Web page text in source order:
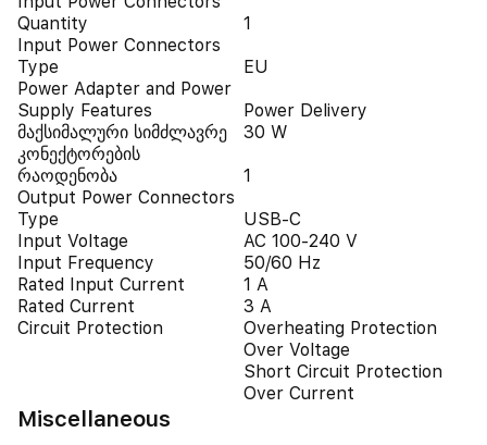
Quantity
1
Input Power Connectors
Type
EU
Power Adapter and Power
Supply Features
Power Delivery
მაქსიმალური სიმძლავრე
30 W
კონექტორების
რაოდენობა
1
Output Power Connectors
Type
USB-C
Input Voltage
AC 100-240 V
Input Frequency
50/60 Hz
Rated Input Current
1 A
Rated Current
3 A
Circuit Protection
Overheating Protection
Over Voltage
Short Circuit Protection
Over Current
Miscellaneous